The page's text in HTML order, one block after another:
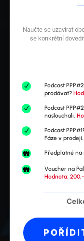
Naučte se uzavírat
se konkrétní
N
Podcast
prodávat?
N
Podcast
naslouchali.
N
Podcast
Fáze v prodeji.
 Předplatné na

Voucher na
Hodnota: 200,-